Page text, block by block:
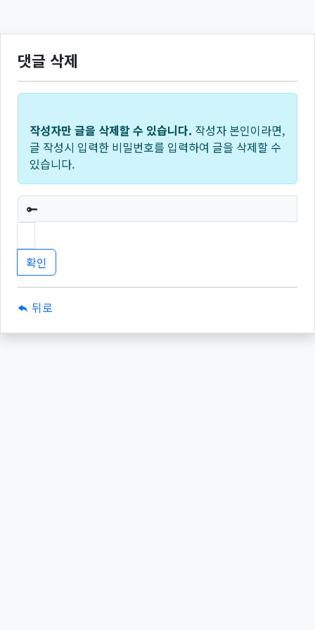
댓글 삭제
작성자만 글을 삭제할 수 있습니다. 작성자 본인이라면,
글 작성시 입력한 비밀번호를 입력하여 글을 삭제할 수
있습니다.
필수
뒤로